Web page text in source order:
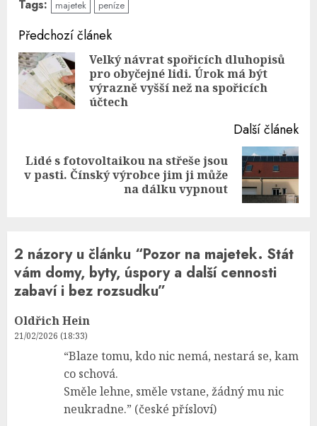
Tags: majetek peníze
Continue
Reading
Předchozí článek
Velký návrat spořicích dluhopisů
pro obyčejné lidi. Úrok má být
výrazně vyšší než na spořicích
účtech
Další článek
Next
Lidé s fotovoltaikou na střeše jsou
v pasti. Čínský výrobce jim ji může
na dálku vypnout
2 názory u článku “Pozor na majetek. Stát
vám domy, byty, úspory a další cennosti
zabaví i bez rozsudku”
Oldřich Hein
21/02/2026 (18:33)
“Blaze tomu, kdo nic nemá, nestará se, kam
co schová.
Směle lehne, směle vstane, žádný mu nic
neukradne.” (české přísloví)